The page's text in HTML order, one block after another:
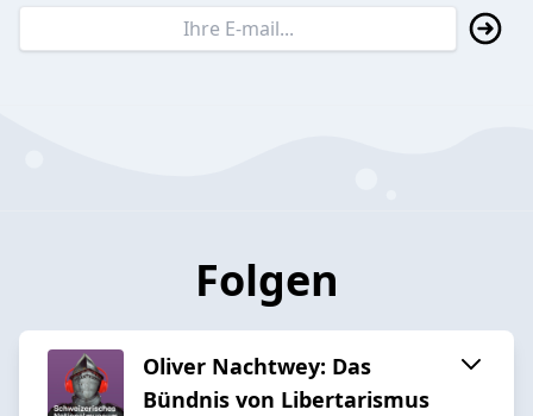
Folgen
Oliver Nachtwey: Das
Bündnis von Libertarismus